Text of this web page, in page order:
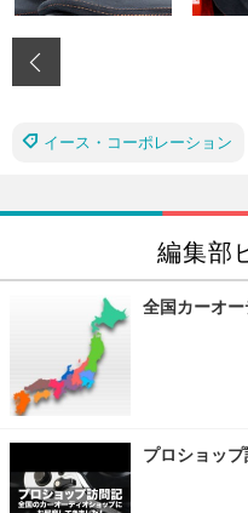
イース・コーポレーション
編集部
全国カーオ
プロショッ